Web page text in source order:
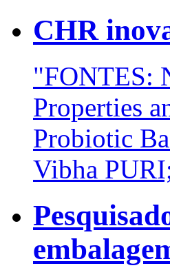
CHR
"FONTES:
Properties
Probiotic
Vibha